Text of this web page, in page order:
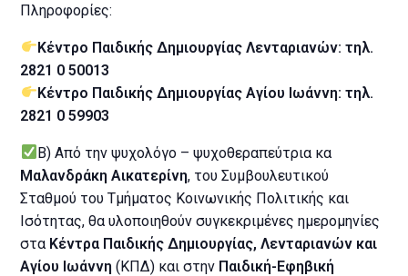
Πληροφορίες:
Κέντρο Παιδικής Δημιουργίας Λενταριανών: τηλ.
2821 0 50013
Κέντρο Παιδικής Δημιουργίας Αγίου Ιωάννη: τηλ.
2821 0 59903
Β) Από την ψυχολόγο – ψυχοθεραπεύτρια κα
Μαλανδράκη Αικατερίνη, του Συμβουλευτικού
Σταθμού του Τμήματος Κοινωνικής Πολιτικής και
Ισότητας, θα υλοποιηθούν συγκεκριμένες ημερομηνίες
στα Κέντρα Παιδικής Δημιουργίας, Λενταριανών και
Αγίου Ιωάννη (ΚΠΔ) και στην Παιδική-Εφηβική